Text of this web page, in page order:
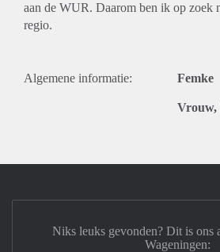
aan de WUR. Daarom ben ik op zoek
regio.
Algemene informatie: Femke
Vrouw,
Niks leuks gevonden? Dit is ons
Wageningen: